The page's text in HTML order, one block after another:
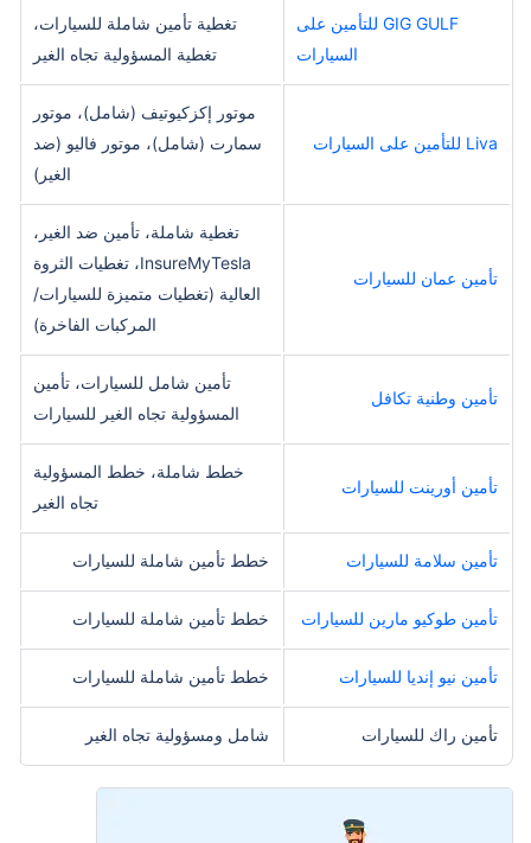
GIG GULF للتأمين على
السيارات
تغطية تأمين شاملة للسيارات،
تغطية المسؤولية تجاه الغير
Liva للتأمين على السيارات
موتور إكزكيوتيف (شامل)، موتور
سمارت (شامل)، موتور فاليو (ضد
الغير)
تأمين عمان للسيارات
تغطية شاملة، تأمين ضد الغير،
InsureMyTesla، تغطيات الثروة
العالية (تغطيات متميزة للسيارات/
المركبات الفاخرة)
تأمين وطنية تكافل
تأمين شامل للسيارات، تأمين
المسؤولية تجاه الغير للسيارات
تأمين أورينت للسيارات
خطط شاملة، خطط المسؤولية
تجاه الغير
تأمين سلامة للسيارات خطط تأمين شاملة للسيارات
تأمين طوكيو مارين للسيارات خطط تأمين شاملة للسيارات
تأمين نيو إنديا للسيارات خطط تأمين شاملة للسيارات
تأمين راك للسيارات شامل ومسؤولية تجاه الغير